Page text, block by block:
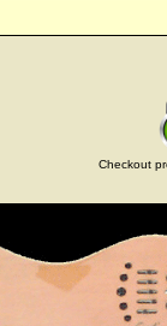
Checkout